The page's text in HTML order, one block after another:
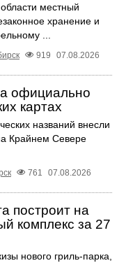
местный
хранение и
...
919 07.08.2026
официально
картах
названий внесли
Крайнем Севере
761 07.08.2026
построит на
комплекс за 27
нового гриль-парка,